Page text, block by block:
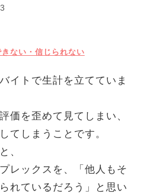
ない・信じられない
イトで生計を立てていま
価を歪めて見てしまい、
てしまうことです。
、
レックスを、「他人もそ
れているだろう」と思い